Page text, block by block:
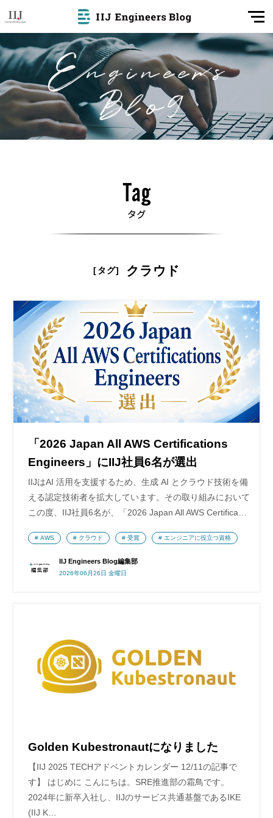
[タグ] クラウド
「2026 Japan All AWS Certifications
Engineers」にIIJ社員6名が選出
IIJはAI 活用を支援するため、生成 AI とクラウド技術を備
える認定技術者を拡大しています。その取り組みにおいて
この度、IIJ社員6名が、「2026 Japan All AWS Certifica…
IIJ Engineers Blog編集部
2026年06月26日 金曜日
AWS クラウド 受賞 エンジニアに役立つ資格
Golden Kubestronautになりました
【IIJ 2025 TECHアドベントカレンダー 12/11の記事で
す】 はじめに こんにちは。SRE推進部の霜鳥です。
2024年に新卒入社し、IIJのサービス共通基盤であるIKE
(IIJ K…